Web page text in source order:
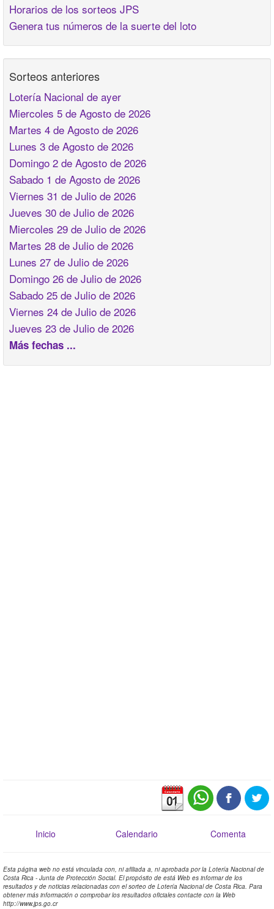
Horarios de los sorteos JPS
Genera tus números de la suerte del loto
Sorteos anteriores
Lotería Nacional de ayer
Miercoles 5 de Agosto de 2026
Martes 4 de Agosto de 2026
Lunes 3 de Agosto de 2026
Domingo 2 de Agosto de 2026
Sabado 1 de Agosto de 2026
Viernes 31 de Julio de 2026
Jueves 30 de Julio de 2026
Miercoles 29 de Julio de 2026
Martes 28 de Julio de 2026
Lunes 27 de Julio de 2026
Domingo 26 de Julio de 2026
Sabado 25 de Julio de 2026
Viernes 24 de Julio de 2026
Jueves 23 de Julio de 2026
Más fechas ...
Inicio Calendario Comenta
Esta página web no está vinculada con, ni afiliada a, ni aprobada por la Lotería Nacional de
Costa Rica - Junta de Protección Social. El propósito de está Web es informar de los
resultados y de noticias relacionadas con el sorteo de Lotería Nacional de Costa Rica. Para
obtener más información o comprobar los resultados oficiales contacte con la Web
http://www.jps.go.cr